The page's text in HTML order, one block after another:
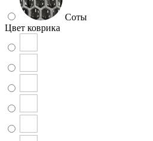
Соты
Цвет коврика